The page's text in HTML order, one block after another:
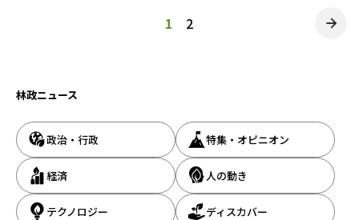
投
ー
ジ
送
り
1 2
林政ニュース
政治・行政 特集・オピニオン
経済 人の動き
テクノロジー
ディスカバー